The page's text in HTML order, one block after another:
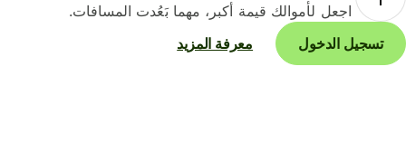
اجعل لأموالك قيمة أكبر، مهما بَعُدت المسافات.
تسجيل الدخول
معرفة المزيد